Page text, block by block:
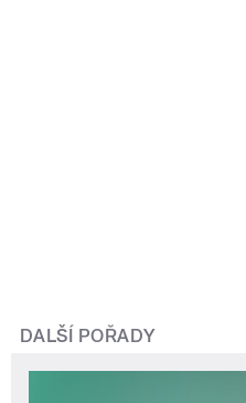
DALŠÍ POŘADY